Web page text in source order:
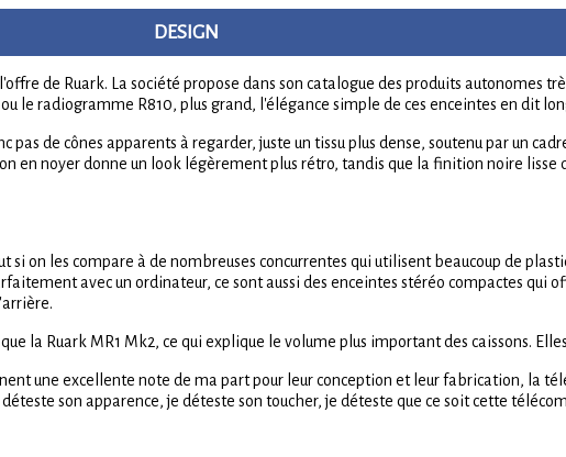
DESIGN
de Ruark. La société propose dans son catalogue des produits autonomes
le radiogramme R810, plus grand, l'élégance simple de ces enceintes en dit
de cônes apparents à regarder, juste un tissu plus dense, soutenu par un
en noyer donne un look légèrement plus rétro, tandis que la finition noire lisse
si on les compare à de nombreuses concurrentes qui utilisent beaucoup de
avec un ordinateur, ce sont aussi des enceintes stéréo compactes qui
la Ruark MR1 Mk2, ce qui explique le volume plus important des caissons.
une excellente note de ma part pour leur conception et leur fabrication, la
son apparence, je déteste son toucher, je déteste que ce soit cette